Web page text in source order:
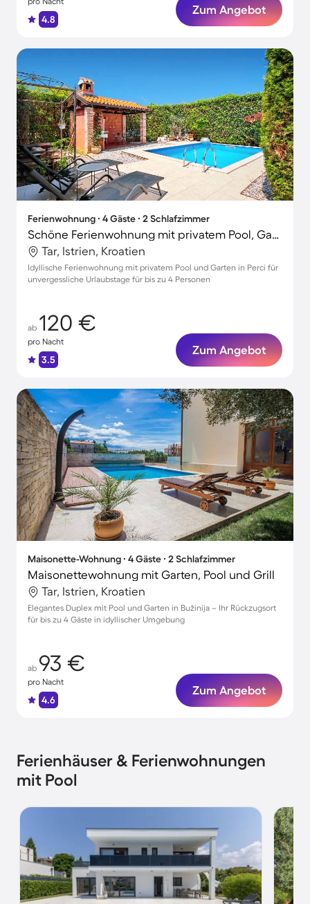
4.8
Zum Angebot
Ferienwohnung ∙ 4 Gäste ∙ 2 Schlafzimmer
Schöne Ferienwohnung mit privatem Pool, Garten und Terrasse
Tar, Istrien, Kroatien
Idyllische Ferienwohnung mit privatem Pool und Garten in Perci für
unvergessliche Urlaubstage für bis zu 4 Personen
ab 120 €
pro Nacht
3.5
Zum Angebot
Maisonette-Wohnung ∙ 4 Gäste ∙ 2 Schlafzimmer
Maisonettewohnung mit Garten, Pool und Grill
Tar, Istrien, Kroatien
Elegantes Duplex mit Pool und Garten in Bužinija – Ihr Rückzugsort
für bis zu 4 Gäste in idyllischer Umgebung
ab 93 €
pro Nacht
4.6
Zum Angebot
Ferienhäuser & Ferienwohnungen
mit Pool